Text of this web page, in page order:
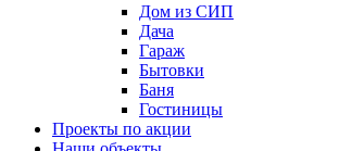
Дом из СИП
Дача
Гараж
Бытовки
Баня
Гостиницы
Проекты по акции